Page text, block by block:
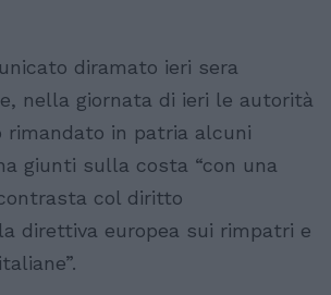
diramato ieri sera
nella giornata di ieri le autorità
rimandato in patria alcuni
giunti sulla costa “con una
col diritto
direttiva europea sui rimpatri e